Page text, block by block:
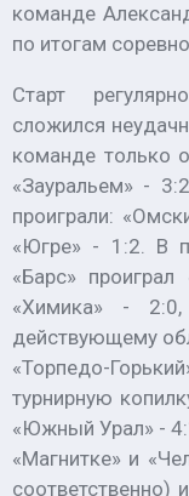
команде
по итогам
Старт
сложился
команде только
«Зауральем» -
проиграли:
«Югре» - 1:2. В
«Барс»
«Химика» -
действующему
«Торпедо-
турнирную
«Южный Урал» -
«Магнитке» и
соответственно)